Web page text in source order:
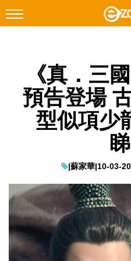
Facebook Instagram
科技焦點
網絡生活
EduTech
IT Times
生成式AI與雲端應用
Enterprise Digital
《真．三
預告登場
型似項少
睇
|蘇家華|10-03-